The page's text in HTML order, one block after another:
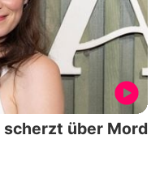
scherzt über Mord